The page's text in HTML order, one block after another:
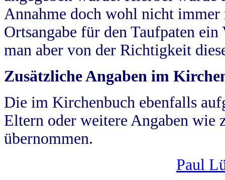
Annahme doch wohl nicht
Ortsangabe für den Taufpaten
man aber von der Richtigkeit
Zusätzliche Angaben im
Die im Kirchenbuch ebenfalls
Eltern oder weitere Angaben wie
übernommen.
Paul